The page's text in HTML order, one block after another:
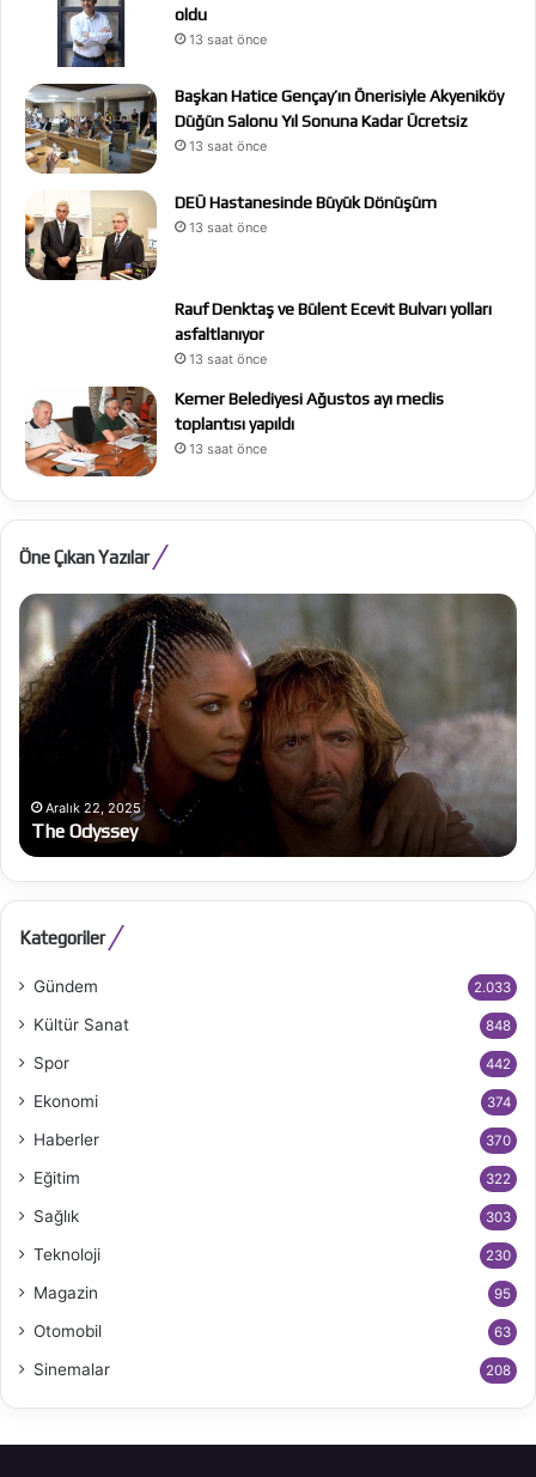
oldu
13 saat önce
Başkan Hatice Gençay’ın Önerisiyle Akyeniköy
Düğün Salonu Yıl Sonuna Kadar Ücretsiz
13 saat önce
DEÜ Hastanesinde Büyük Dönüşüm
13 saat önce
Rauf Denktaş ve Bülent Ecevit Bulvarı yolları
asfaltlanıyor
13 saat önce
Kemer Belediyesi Ağustos ayı meclis
toplantısı yapıldı
13 saat önce
Öne Çıkan Yazılar
The
Odyssey
Aralık 22, 2025
The Odyssey
Kategoriler
Gündem 2.033
Kültür Sanat 848
Spor 442
Ekonomi 374
Haberler 370
Eğitim 322
Sağlık 303
Teknoloji 230
Magazin 95
Otomobil 63
Sinemalar 208